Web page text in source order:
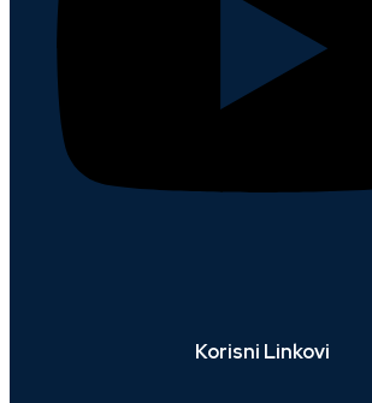
Korisni Linkovi